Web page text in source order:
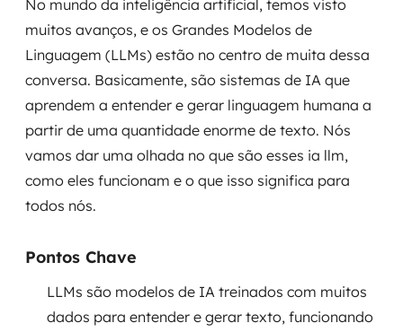
Business Intelligence
Data Lakes & Warehouses
Governança de dados
Modernização de aplicações
Desenvolvimento web e mobile
Migração para Cloud
No mundo da inteligência artificial, temos visto
muitos avanços, e os Grandes Modelos de
Linguagem (LLMs) estão no centro de muita dessa
conversa. Basicamente, são sistemas de IA que
aprendem a entender e gerar linguagem humana a
partir de uma quantidade enorme de texto. Nós
vamos dar uma olhada no que são esses ia llm,
como eles funcionam e o que isso significa para
todos nós.
Pontos Chave
LLMs são modelos de IA treinados com muitos
dados para entender e gerar texto, funcionando